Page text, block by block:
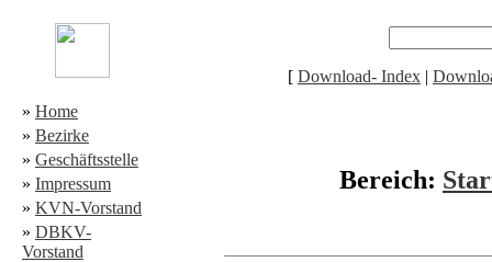
» Home
» Bezirke
» Geschäftsstelle
» Impressum
» KVN-Vorstand
» DBKV-
Vorstand
[ Download- Index |
Bereich: